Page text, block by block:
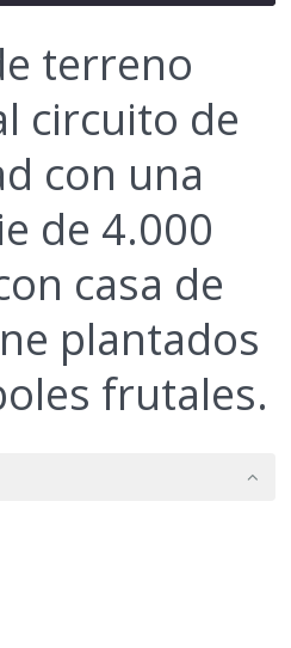
terreno
circuito de
con una
de 4.000
casa de
plantados
frutales.